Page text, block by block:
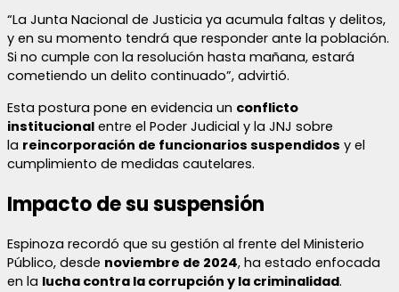
“La Junta Nacional de Justicia ya acumula faltas y delitos,
y en su momento tendrá que responder ante la población.
Si no cumple con la resolución hasta mañana, estará
cometiendo un delito continuado”, advirtió.
Esta postura pone en evidencia un conflicto
institucional entre el Poder Judicial y la JNJ sobre
la reincorporación de funcionarios suspendidos y el
cumplimiento de medidas cautelares.
Impacto de su suspensión
Espinoza recordó que su gestión al frente del Ministerio
Público, desde noviembre de 2024, ha estado enfocada
en la lucha contra la corrupción y la criminalidad.